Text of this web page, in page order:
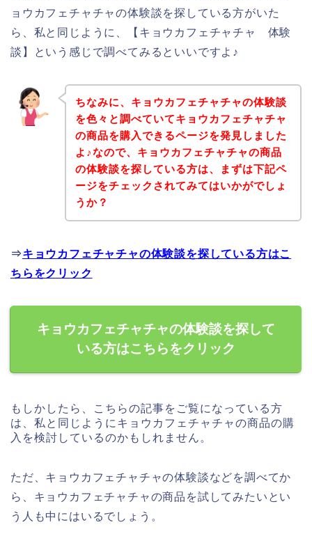
ョウカフェチャチャの体験談を探している方がいた
ら、私と同じように、【キョウカフェチャチャ 体験
談】という感じで調べてみるといいですよ♪
ちなみに、キョウカフェチャチャの体験談
を色々と調べていてキョウカフェチャチャ
の商品を購入できるページを発見しました
よ♪なので、キョウカフェチャチャの商品
の体験談を探している方は、まずは下記ペ
ージをチェックされてみてはいかがでしょ
うか？
⇒キョウカフェチャチャの体験談を探している方はこ
ちらをクリック
キョウカフェチャチャの体験談を探して
いる方はこちらをクリック
もしかしたら、こちらの記事をご覧になっている方
は、私と同じようにキョウカフェチャチャの商品の購
入を検討しているのかもしれません。
ただ、キョウカフェチャチャの体験談などを調べてか
ら、キョウカフェチャチャの商品を試してみたいとい
う人も中にはいるでしょう。